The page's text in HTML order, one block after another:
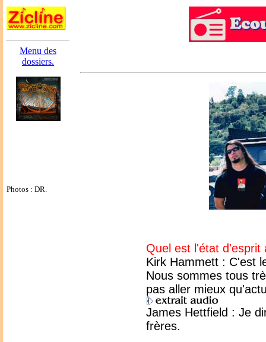
Menu des
dossiers.
Photos : DR.
Quel est l'état d'esprit
Kirk Hammett : C'est
Nous sommes tous
pas aller mieux
James Hettfield : Je
frères.